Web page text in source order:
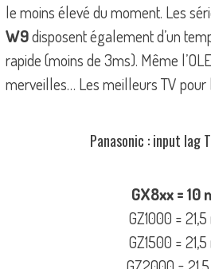
le moins élevé du moment. Les
W9disposent également d’un
rapide (moins de 3ms). Même
merveilles… Les meilleurs TV
Panasonic : input lag
GX8xx = 10
GZ1000 =
GZ1500 =